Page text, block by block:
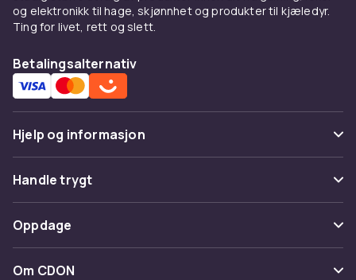
og elektronikk til hage, skjønnhet og produkter til kjæledyr.
Ting for livet, rett og slett.
Betalingsalternativ
Hjelp og informasjon
Vanlige spørsmål
Spor pakke
Angre & returner her
Kontakt oss
Handle trygt
Betaling
Levering
Oppdage
Kategorier
Om CDON